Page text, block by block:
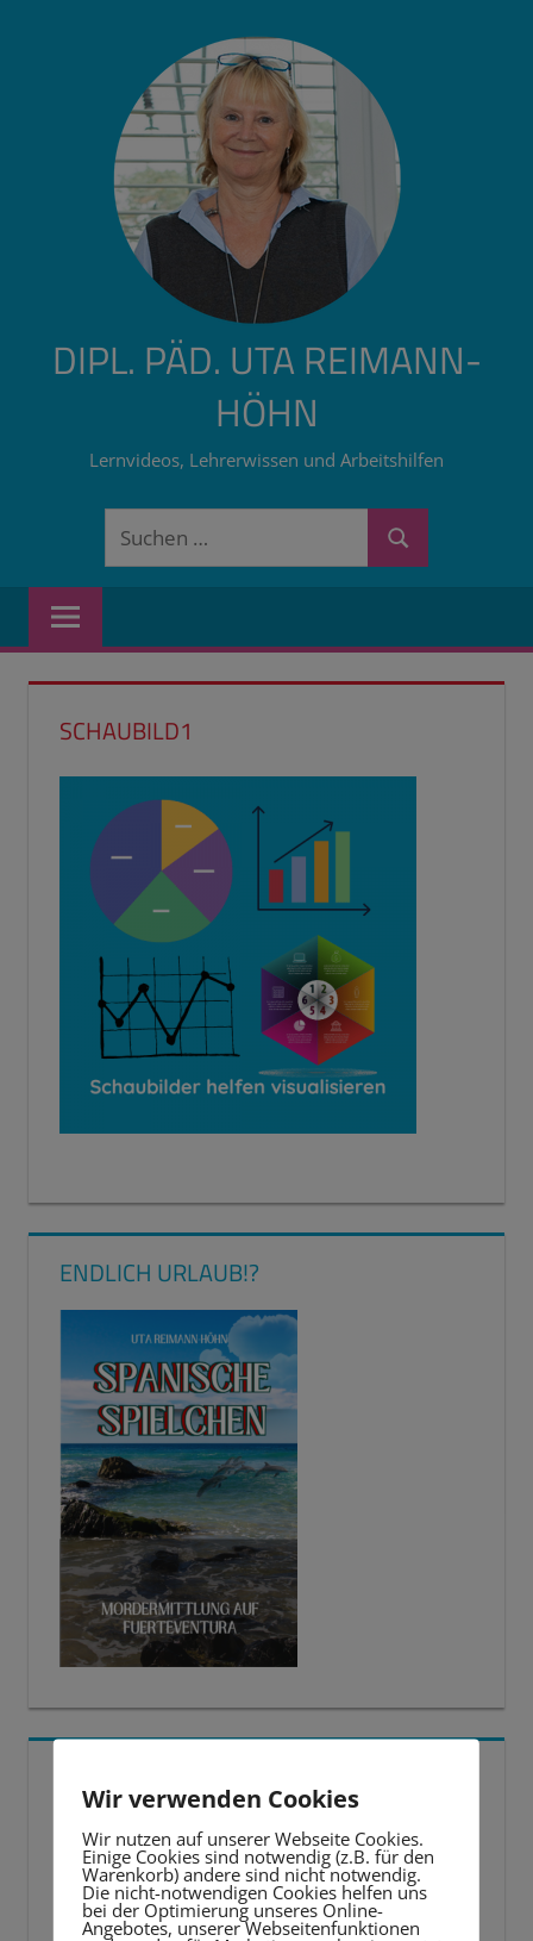
DIPL. PÄD. UTA REIMANN-
HÖHN
Lernvideos, Lehrerwissen und Arbeitshilfen
Suchen
Suchen
SCHAUBILD1
ENDLICH URLAUB!?
Video-
Player
Wir verwenden Cookies
Wir nutzen auf unserer Webseite Cookies.
Einige Cookies sind notwendig (z.B. für den
Warenkorb) andere sind nicht notwendig.
Die nicht-notwendigen Cookies helfen uns
bei der Optimierung unseres Online-
Angebotes, unserer Webseitenfunktionen